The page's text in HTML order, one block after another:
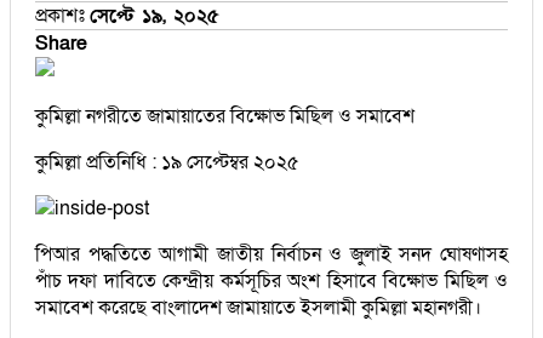
প্রকাশঃসেপ্টে ১৯, ২০২৫
Share
কুমিল্লা নগরীতে জামায়াতের বিক্ষোভ মিছিল ও সমাবেশ
কুমিল্লা প্রতিনিধি : ১৯ সেপ্টেম্বর ২০২৫
পিআর পদ্ধতিতে আগামী জাতীয় নির্বাচন ও জুলাই সনদ ঘোষণাসহ
পাঁচ দফা দাবিতে কেন্দ্রীয় কর্মসূচির অংশ হিসাবে বিক্ষোভ মিছিল ও
সমাবেশ করেছে বাংলাদেশ জামায়াতে ইসলামী কুমিল্লা মহানগরী।